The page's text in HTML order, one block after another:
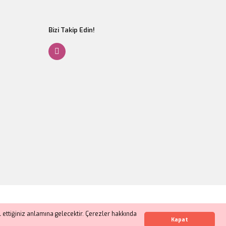
anlamına gelecektir. Çerezler hakkında
Kapat
Whatsapp İletişim
Gönder
Bizi Takip Edin!